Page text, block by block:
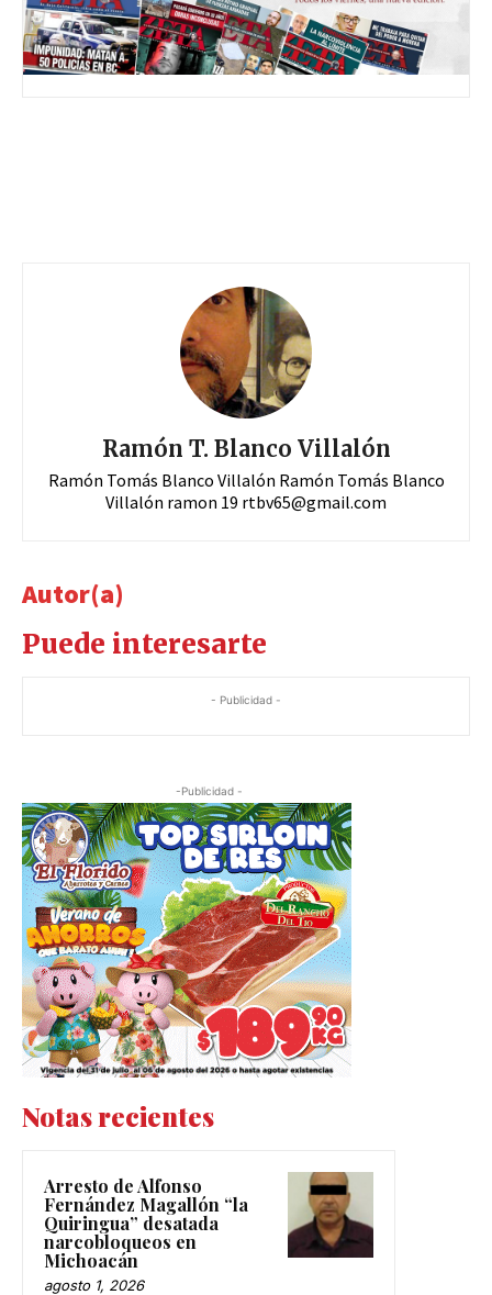
Ramón T. Blanco Villalón
Ramón Tomás Blanco Villalón Ramón Tomás Blanco
Villalón ramon 19 rtbv65@gmail.com
Autor(a)
Puede interesarte
- Publicidad -
-Publicidad -
Notas recientes
Arresto de Alfonso
Fernández Magallón “la
Quiringua” desatada
narcobloqueos en
Michoacán
agosto 1, 2026